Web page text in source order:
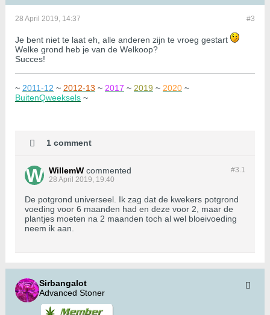
#3
28 April 2019, 14:37
Je bent niet te laat eh, alle anderen zijn te vroeg gestart
Welke grond heb je van de Welkoop?
Succes!
~ 2011-12 ~ 2012-13 ~ 2017 ~ 2019 ~ 2020 ~
BuitenQweeksels ~
1 comment
#3.1
WillemW commented
28 April 2019, 19:40
De potgrond universeel. Ik zag dat de kwekers potgrond
voeding voor 6 maanden had en deze voor 2, maar de
plantjes moeten na 2 maanden toch al wel bloeivoeding
neem ik aan.
Sirbangalot
Advanced Stoner